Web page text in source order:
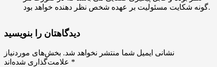
گونه شکایت مسئولیت بر عهده شخص نظر دهنده خواهد بود.
دیدگاهتان را بنویسید
نشانی ایمیل شما منتشر نخواهد شد. بخش‌های موردنیاز
*